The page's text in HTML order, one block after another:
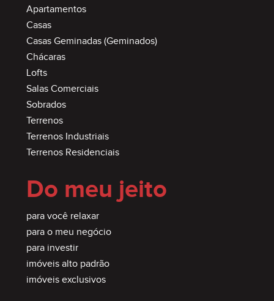
Apartamentos
Casas
Casas Geminadas (Geminados)
Chácaras
Lofts
Salas Comerciais
Sobrados
Terrenos
Terrenos Industriais
Terrenos Residenciais
Do meu jeito
para você relaxar
para o meu negócio
para investir
imóveis alto padrão
imóveis exclusivos